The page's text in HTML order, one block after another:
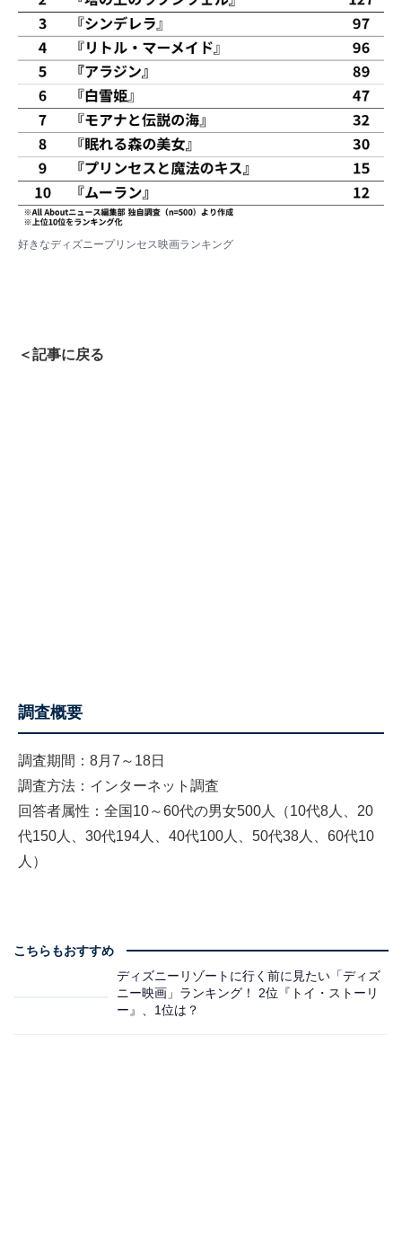
好きなディズニープリンセス映画ランキング
＜記事に戻る
調査概要
調査期間：8月7～18日
調査方法：インターネット調査
回答者属性：全国10～60代の男女500人（10代8人、20
代150人、30代194人、40代100人、50代38人、60代10
人）
こちらもおすすめ
ディズニーリゾートに行く前に見たい「ディズ
ニー映画」ランキング！ 2位『トイ・ストーリ
ー』、1位は？